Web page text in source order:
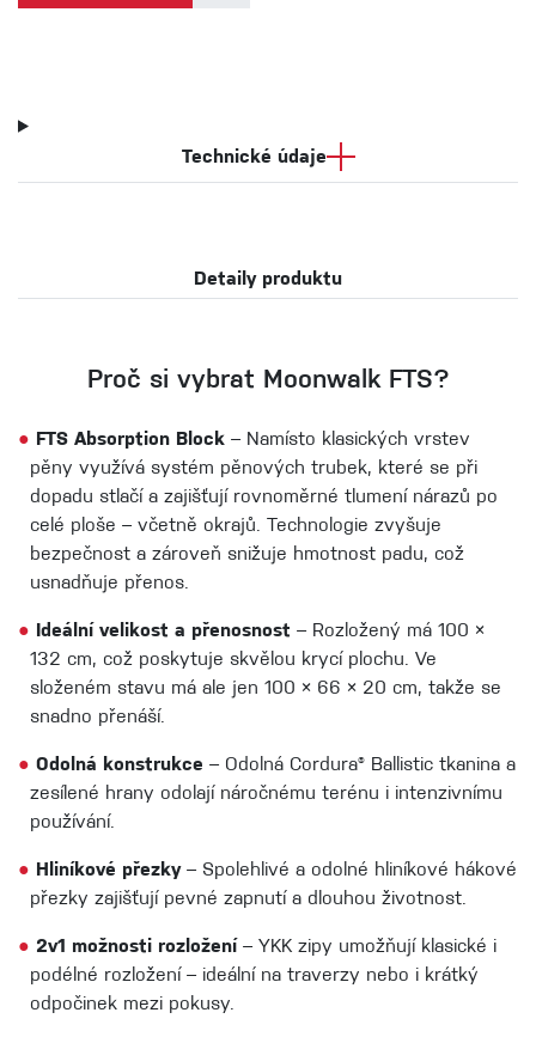
Technické údaje
Detaily produktu
Proč si vybrat Moonwalk FTS?
● FTS Absorption Block – Namísto klasických vrstev
pěny využívá systém pěnových trubek, které se při
dopadu stlačí a zajišťují rovnoměrné tlumení nárazů po
celé ploše – včetně okrajů. Technologie zvyšuje
bezpečnost a zároveň snižuje hmotnost padu, což
usnadňuje přenos.
● Ideální velikost a přenosnost – Rozložený má 100 ×
132 cm, což poskytuje skvělou krycí plochu. Ve
složeném stavu má ale jen 100 × 66 × 20 cm, takže se
snadno přenáší.
● Odolná konstrukce – Odolná Cordura® Ballistic tkanina a
zesílené hrany odolají náročnému terénu i intenzivnímu
používání.
● Hliníkové přezky – Spolehlivé a odolné hliníkové hákové
přezky zajišťují pevné zapnutí a dlouhou životnost.
● 2v1 možnosti rozložení – YKK zipy umožňují klasické i
podélné rozložení – ideální na traverzy nebo i krátký
odpočinek mezi pokusy.